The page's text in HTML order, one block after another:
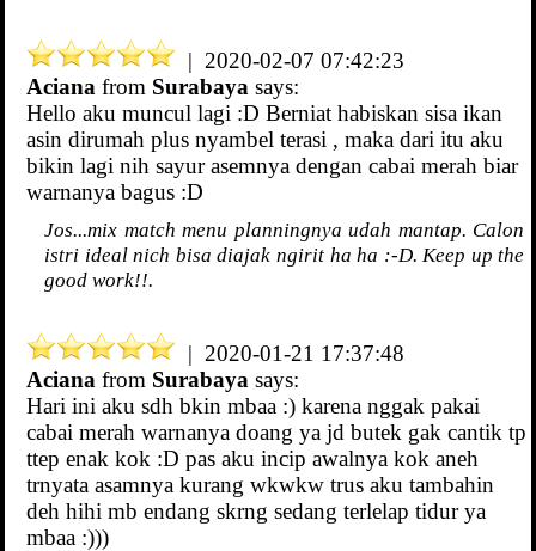
| 2020-02-07 07:42:23
Aciana from Surabaya says:
Hello aku muncul lagi :D Berniat habiskan sisa ikan
asin dirumah plus nyambel terasi , maka dari itu aku
bikin lagi nih sayur asemnya dengan cabai merah biar
warnanya bagus :D
Jos...mix match menu planningnya udah mantap. Calon
istri ideal nich bisa diajak ngirit ha ha :-D. Keep up the
good work!!.
| 2020-01-21 17:37:48
Aciana from Surabaya says:
Hari ini aku sdh bkin mbaa :) karena nggak pakai
cabai merah warnanya doang ya jd butek gak cantik tp
ttep enak kok :D pas aku incip awalnya kok aneh
trnyata asamnya kurang wkwkw trus aku tambahin
deh hihi mb endang skrng sedang terlelap tidur ya
mbaa :)))